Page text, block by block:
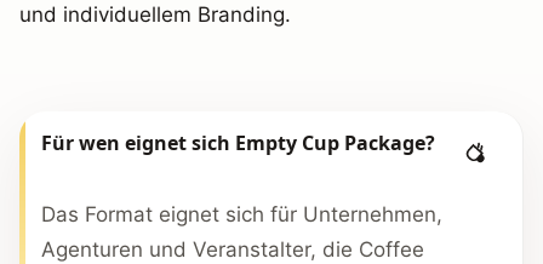
und individuellem Branding.
Für wen eignet sich Empty Cup Package?
Das Format eignet sich für Unternehmen,
Agenturen und Veranstalter, die Coffee